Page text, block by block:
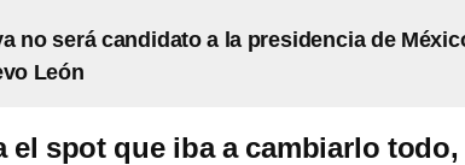
no será candidato a la presidencia de
León
el spot que iba a cambiarlo todo,